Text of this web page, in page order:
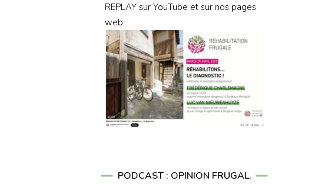
REPLAY sur YouTube et sur nos pages
web.
PODCAST : OPINION FRUGAL.